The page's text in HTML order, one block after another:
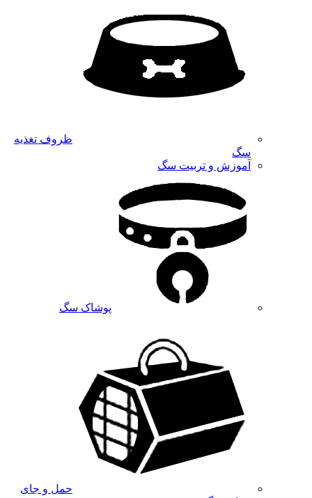
ظروف تغذیه
سگ
آموزش و تربیت سگ
پوشاک سگ
حمل و جای